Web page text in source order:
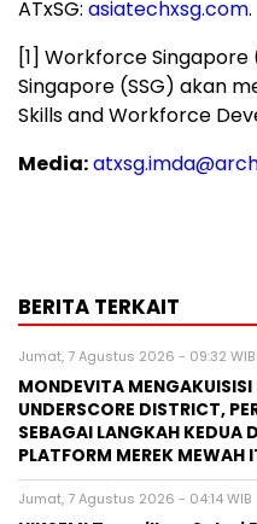
ATxSG: asiatechxsg.com.
[1] Workforce Singapore
Singapore (SSG) akan
Skills and Workforce
Media:
BERITA TERKAIT
Jumat, 7 Agustus 2026 - 09:32 WIB
MONDEVITA
UNDERSCORE DISTRICT,
SEBAGAI LANGKAH KEDUA
PLATFORM MEREK MEWAH
Jumat, 7 Agustus 2026 - 04:14 WIB